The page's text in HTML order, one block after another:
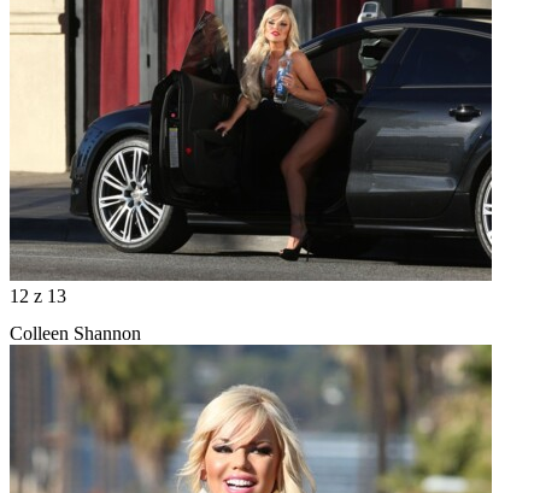
12 z 13
Colleen Shannon